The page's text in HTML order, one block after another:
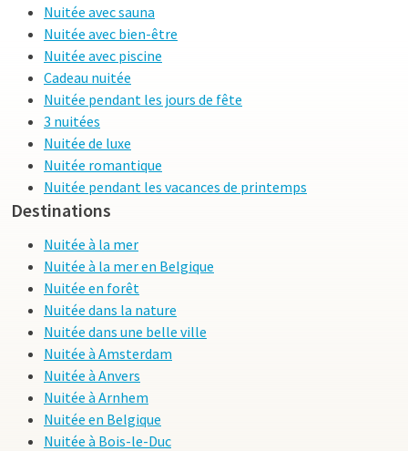
Nuitée avec sauna
Nuitée avec bien-être
Nuitée avec piscine
Cadeau nuitée
Nuitée pendant les jours de fête
3 nuitées
Nuitée de luxe
Nuitée romantique
Nuitée pendant les vacances de printemps
Destinations
Nuitée à la mer
Nuitée à la mer en Belgique
Nuitée en forêt
Nuitée dans la nature
Nuitée dans une belle ville
Nuitée à Amsterdam
Nuitée à Anvers
Nuitée à Arnhem
Nuitée en Belgique
Nuitée à Bois-le-Duc